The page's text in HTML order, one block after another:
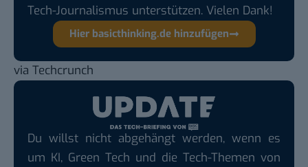
Tech-Journalismus unterstützen. Vielen Dank!
Hier basicthinking.de hinzufügen
via Techcrunch
Du willst nicht abgehängt werden, wenn es
um KI, Green Tech und die Tech-Themen von